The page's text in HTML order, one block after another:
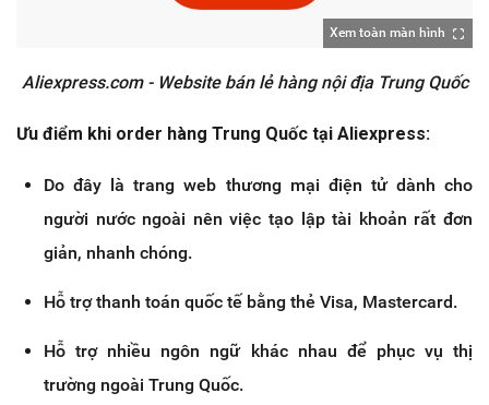
Xem toàn màn hình
Aliexpress.com - Website bán lẻ hàng nội địa Trung Quốc
Ưu điểm khi order hàng Trung Quốc tại Aliexpress:
Do đây là trang web thương mại điện tử dành cho
người nước ngoài nên việc tạo lập tài khoản rất đơn
giản, nhanh chóng.
Hỗ trợ thanh toán quốc tế bằng thẻ Visa, Mastercard.
Hỗ trợ nhiều ngôn ngữ khác nhau để phục vụ thị
trường ngoài Trung Quốc.